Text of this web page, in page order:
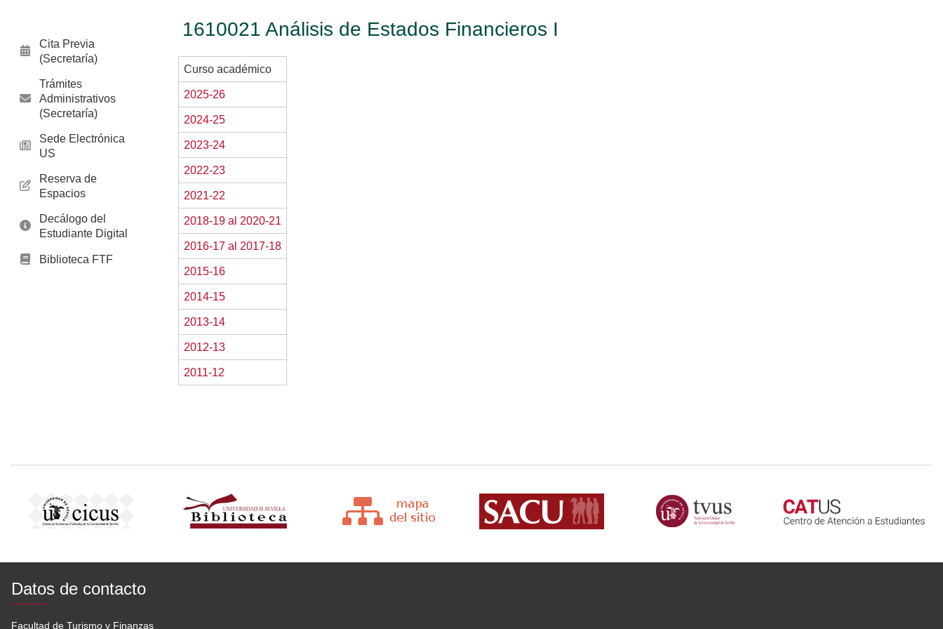
1610021 Análisis de Estados Financieros I
Curso académico
2025-26
2024-25
2023-24
2022-23
2021-22
2018-19 al 2020-21
2016-17 al 2017-18
2015-16
2014-15
2013-14
2012-13
2011-12
Cita Previa
(Secretaría)
Trámites
Administrativos
(Secretaría)
Sede Electrónica
US
Reserva de
Espacios
Decálogo del
Estudiante Digital
Biblioteca FTF
Datos de contacto
Facultad de Turismo y Finanzas